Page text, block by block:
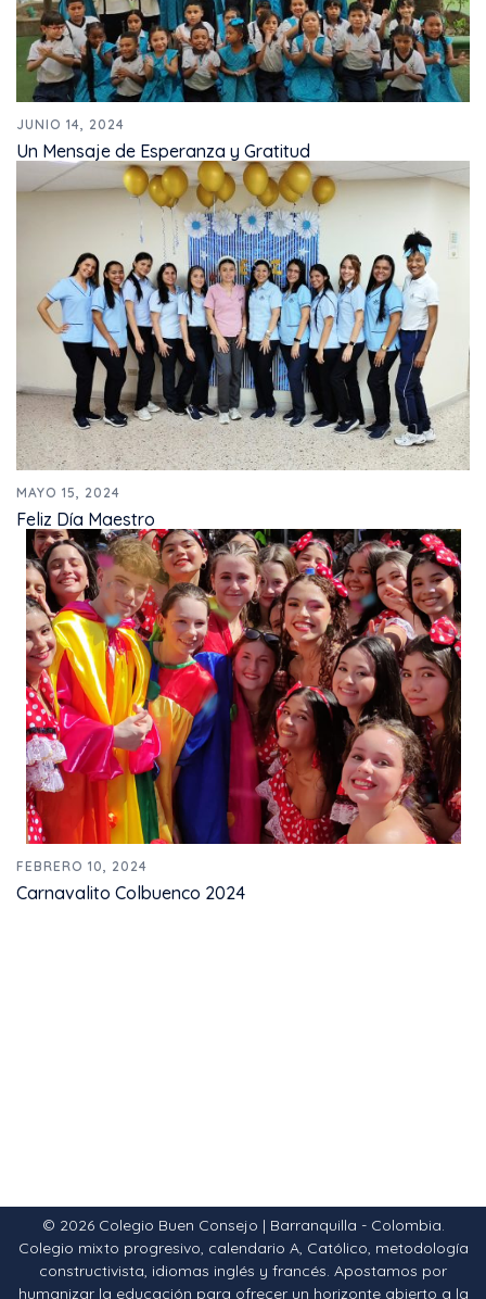
JUNIO 14, 2024
Un Mensaje de Esperanza y Gratitud
MAYO 15, 2024
Feliz Día Maestro
FEBRERO 10, 2024
Carnavalito Colbuenco 2024
© 2026 Colegio Buen Consejo | Barranquilla - Colombia.
Colegio mixto progresivo, calendario A, Católico, metodología
constructivista, idiomas inglés y francés. Apostamos por
humanizar la educación para ofrecer un horizonte abierto a la